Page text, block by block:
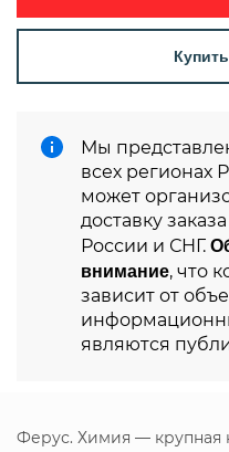
Мы
всех регионах
может
доставку
России и СНГ.
внимание, что
зависит от
являются
Ферус. Химия — крупная